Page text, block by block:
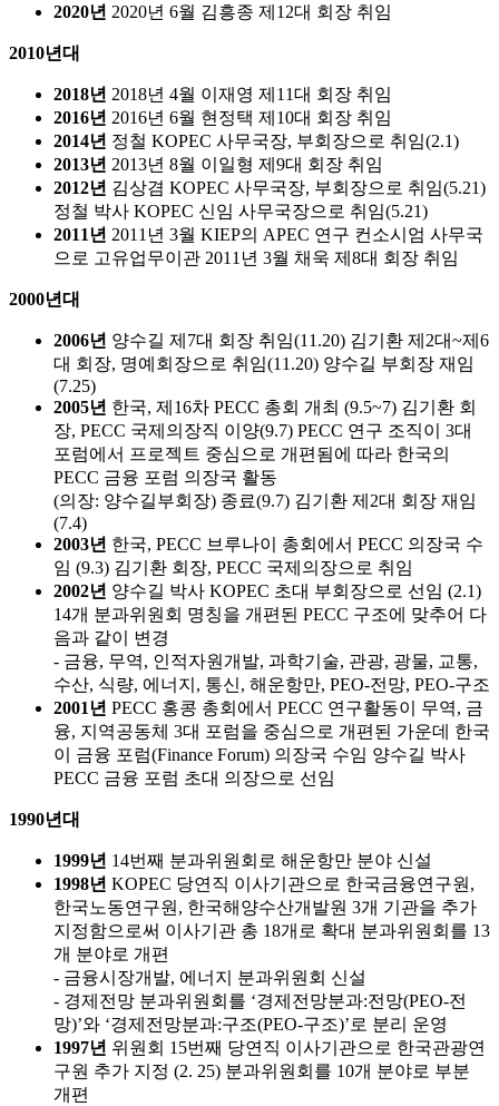
2020년 2020년 6월 김흥종 제12대 회장 취임
2010년대
2018년 2018년 4월 이재영 제11대 회장 취임
2016년 2016년 6월 현정택 제10대 회장 취임
2014년 정철 KOPEC 사무국장, 부회장으로 취임(2.1)
2013년 2013년 8월 이일형 제9대 회장 취임
2012년 김상겸 KOPEC 사무국장, 부회장으로 취임(5.21)
정철 박사 KOPEC 신임 사무국장으로 취임(5.21)
2011년 2011년 3월 KIEP의 APEC 연구 컨소시엄 사무국
으로 고유업무이관 2011년 3월 채욱 제8대 회장 취임
2000년대
2006년 양수길 제7대 회장 취임(11.20) 김기환 제2대~제6
대 회장, 명예회장으로 취임(11.20) 양수길 부회장 재임
(7.25)
2005년 한국, 제16차 PECC 총회 개최 (9.5~7) 김기환 회
장, PECC 국제의장직 이양(9.7) PECC 연구 조직이 3대
포럼에서 프로젝트 중심으로 개편됨에 따라 한국의
PECC 금융 포럼 의장국 활동
(의장: 양수길부회장) 종료(9.7) 김기환 제2대 회장 재임
(7.4)
2003년 한국, PECC 브루나이 총회에서 PECC 의장국 수
임 (9.3) 김기환 회장, PECC 국제의장으로 취임
2002년 양수길 박사 KOPEC 초대 부회장으로 선임 (2.1)
14개 분과위원회 명칭을 개편된 PECC 구조에 맞추어 다
음과 같이 변경
- 금융, 무역, 인적자원개발, 과학기술, 관광, 광물, 교통,
수산, 식량, 에너지, 통신, 해운항만, PEO-전망, PEO-구조
2001년 PECC 홍콩 총회에서 PECC 연구활동이 무역, 금
융, 지역공동체 3대 포럼을 중심으로 개편된 가운데 한국
이 금융 포럼(Finance Forum) 의장국 수임 양수길 박사
PECC 금융 포럼 초대 의장으로 선임
1990년대
1999년 14번째 분과위원회로 해운항만 분야 신설
1998년 KOPEC 당연직 이사기관으로 한국금융연구원,
한국노동연구원, 한국해양수산개발원 3개 기관을 추가
지정함으로써 이사기관 총 18개로 확대 분과위원회를 13
개 분야로 개편
- 금융시장개발, 에너지 분과위원회 신설
- 경제전망 분과위원회를 ‘경제전망분과:전망(PEO-전
망)’와 ‘경제전망분과:구조(PEO-구조)’로 분리 운영
1997년 위원회 15번째 당연직 이사기관으로 한국관광연
구원 추가 지정 (2. 25) 분과위원회를 10개 분야로 부분
개편